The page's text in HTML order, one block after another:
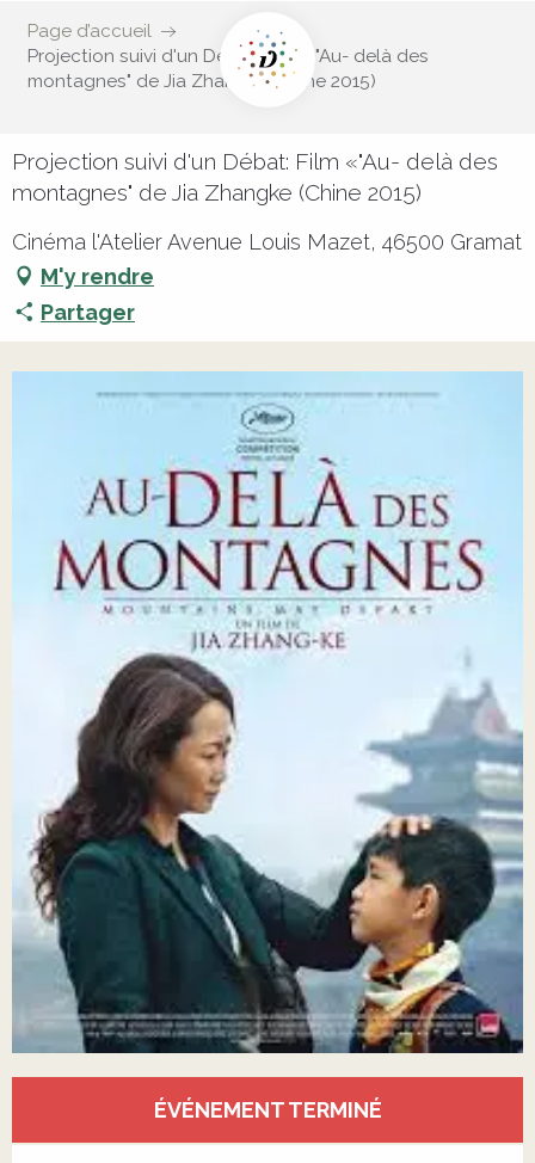
Page d’accueil
Projection suivi d'un Débat: Film «"Au- delà des
montagnes" de Jia Zhangke (Chine 2015)
Projection suivi d'un Débat: Film «"Au- delà des
montagnes" de Jia Zhangke (Chine 2015)
Cinéma l'Atelier Avenue Louis Mazet, 46500 Gramat
M'y rendre
Partager
Ouverture et coordonnées
ÉVÉNEMENT TERMINÉ